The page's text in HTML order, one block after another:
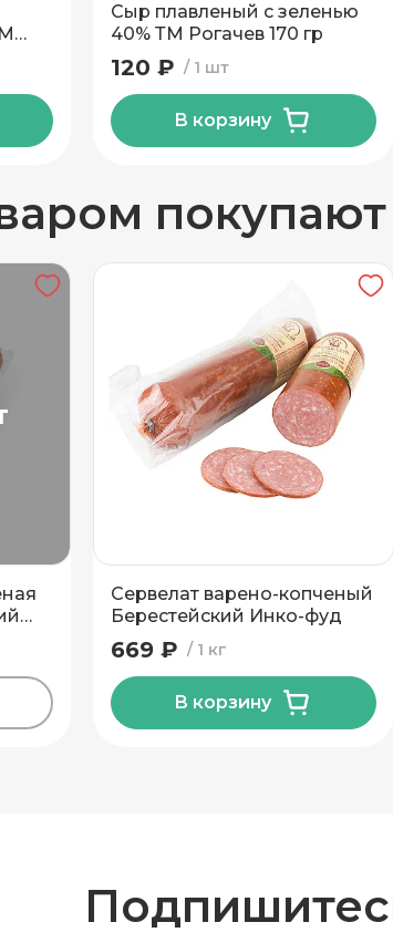
Сыр плавленый с зеленью
40% ТМ Рогачев 170 гр
1 шт
120 ₽
В корзину
покупают
Сервелат варено-копченый
Берестейский Инко-фуд
1 кг
669 ₽
В корзину
Подъезд